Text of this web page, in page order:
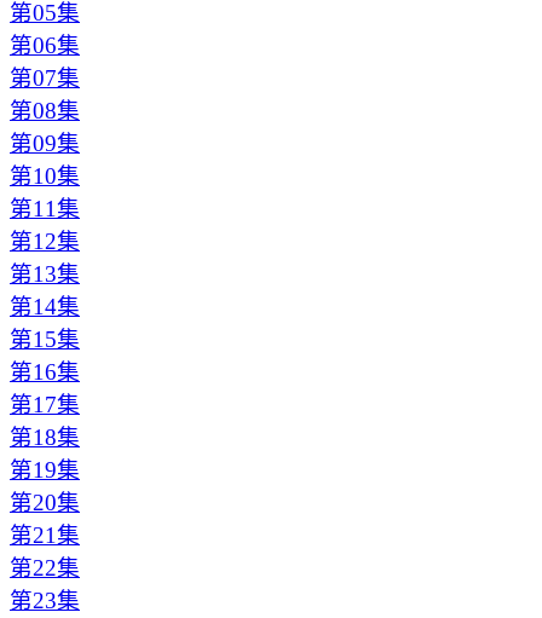
第05集
第06集
第07集
第08集
第09集
第10集
第11集
第12集
第13集
第14集
第15集
第16集
第17集
第18集
第19集
第20集
第21集
第22集
第23集